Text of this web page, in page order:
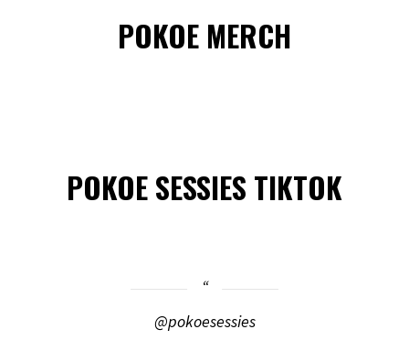
POKOE MERCH
POKOE SESSIES TIKTOK
@pokoesessies